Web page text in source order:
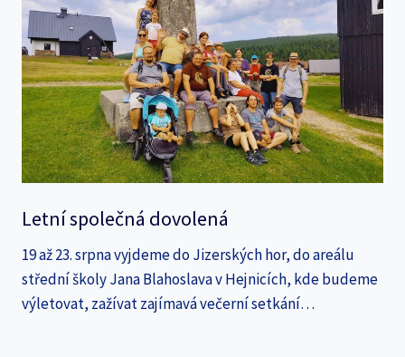
Letní společná dovolená
19 až 23. srpna vyjdeme do Jizerských hor, do areálu
střední školy Jana Blahoslava v Hejnicích, kde budeme
výletovat, zažívat zajímavá večerní setkání…